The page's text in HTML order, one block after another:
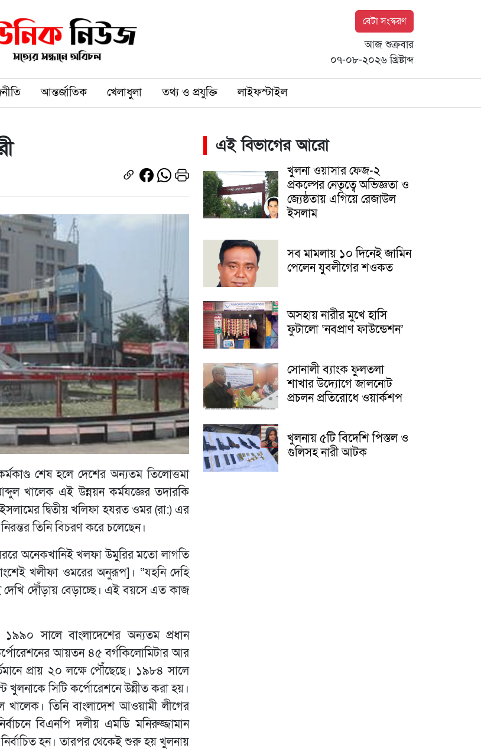
বেটা সংস্করণ
আজ শুক্রবার
০৭-০৮-২০২৬ খ্রিষ্টাব্দ
আন্তর্জাতিক খেলাধুলা তথ্য ও প্রযুক্তি লাইফস্টাইল
শেষ হলে দেশের অন্যতম তিলোত্তমা
খালেক এই উন্নয়ন কর্মযজ্ঞের তদারকি
দ্বিতীয় খলিফা হযরত ওমর (রা:) এর
তিনি বিচরণ করে চলেছেন।
অনেকখানিই খলফা উমুরির মতো লাগতি
খলীফা ওমরের অনুরূপ]। “যহনি দেহি
দৌঁড়ায় বেড়াচ্ছে। এই বয়সে এত কাজ
১৯৯০ সালে বাংলাদেশের অন্যতম প্রধান
আয়তন ৪৫ বর্গকিলোমিটার আর
প্রায় ২০ লক্ষে পৌঁছেছে। ১৯৮৪ সালে
সিটি কর্পোরেশনে উন্নীত করা হয়।
খালেক। তিনি বাংলাদেশ আওয়ামী লীগের
বিএনপি দলীয় এমডি মনিরুজ্জামান
হন। তারপর থেকেই শুরু হয় খুলনায়
এই বিভাগের আরো
খুলনা ওয়াসার ফেজ-২
প্রকল্পের নেতৃত্বে অভিজ্ঞতা ও
জ্যেষ্ঠতায় এগিয়ে রেজাউল
ইসলাম
সব মামলায় ১০ দিনেই জামিন
পেলেন যুবলীগের শওকত
অসহায় নারীর মুখে হাসি
ফুটালো ‘নবপ্রাণ ফাউন্ডেশন’
সোনালী ব্যাংক ফুলতলা
শাখার উদ্যোগে জালনোট
প্রচলন প্রতিরোধে ওয়ার্কশপ
খুলনায় ৫টি বিদেশি পিস্তল ও
গুলিসহ নারী আটক